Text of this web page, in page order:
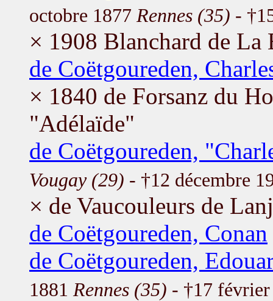
octobre 1877 Rennes (35) -
× 1908 Blanchard de La
de Coëtgoureden,
× 1840 de Forsanz du
"Adélaïde"
de Coëtgoureden,
Vougay (29) - †12 décembre
× de Vaucouleurs de
de Coëtgoureden, Conan
de Coëtgoureden,
1881 Rennes (35) - †17